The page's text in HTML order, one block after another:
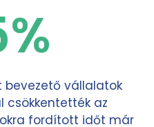
bevezető vállalatok
csökkentették az
fordított időt már